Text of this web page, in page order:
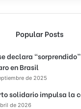
Popular Posts
declara
en Brasil
de 2025
solidario impulsa la
de 2026